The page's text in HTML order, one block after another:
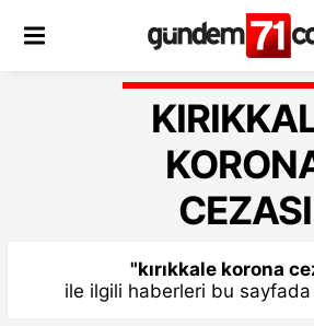
CEZASI
"kırıkkale korona
ile ilgili haberleri bu